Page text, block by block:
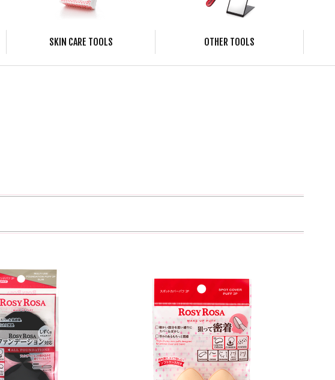
SKIN CARE TOOLS OTHER TOOLS